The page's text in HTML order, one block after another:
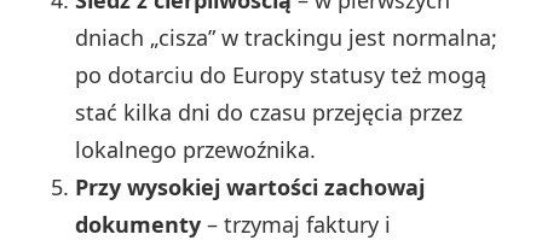
dniach „cisza” w trackingu jest normalna;
po dotarciu do Europy statusy też mogą
stać kilka dni do czasu przejęcia przez
lokalnego przewoźnika.
Przy wysokiej wartości zachowaj
dokumenty – trzymaj faktury i